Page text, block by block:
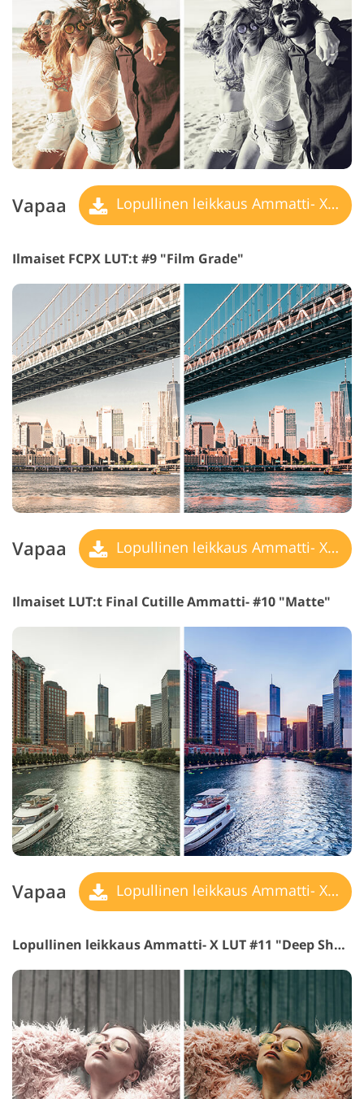
Vapaa Lopullinen leikkaus Ammatti- X LUT
Ilmaiset FCPX LUT:t #9 "Film Grade"
Vapaa Lopullinen leikkaus Ammatti- X LUT
Ilmaiset LUT:t Final Cutille Ammatti- #10 "Matte"
Vapaa Lopullinen leikkaus Ammatti- X LUT
Lopullinen leikkaus Ammatti- X LUT #11 "Deep Shadow"